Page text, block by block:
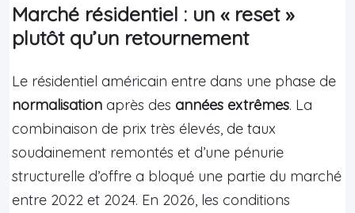
Marché résidentiel : un « reset »
plutôt qu’un retournement
Le résidentiel américain entre dans une phase de
normalisation après des années extrêmes. La
combinaison de prix très élevés, de taux
soudainement remontés et d’une pénurie
structurelle d’offre a bloqué une partie du marché
entre 2022 et 2024. En 2026, les conditions